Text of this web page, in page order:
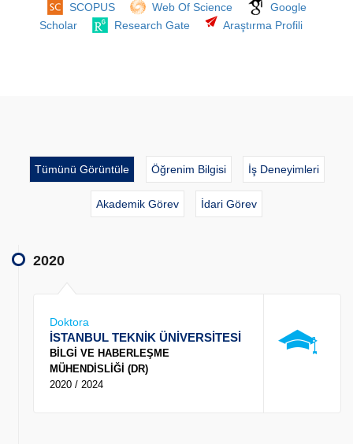
SCOPUS Web Of Science
Google
Scholar
Research Gate Araştırma Profili
Tümünü Görüntüle Öğrenim Bilgisi İş Deneyimleri
Akademik Görev İdari Görev
2020
Doktora
İSTANBUL TEKNİK ÜNİVERSİTESİ
BİLGİ VE HABERLEŞME
MÜHENDİSLİĞİ (DR)
2020 / 2024